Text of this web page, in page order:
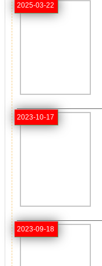
2025-03-22
2023-10-17
2023-09-18